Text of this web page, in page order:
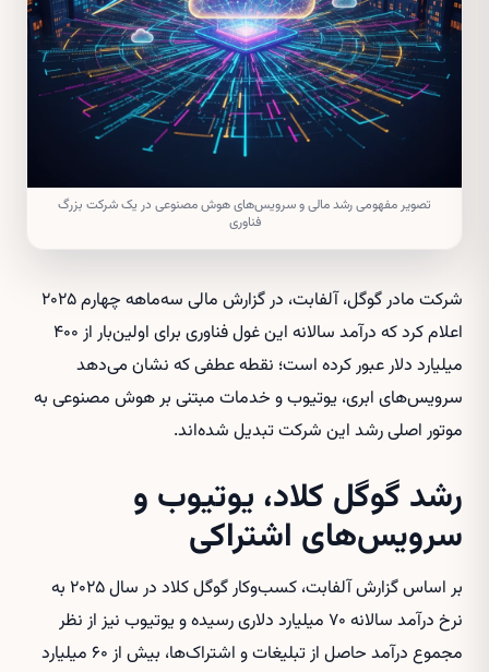
تصویر مفهومی رشد مالی و سرویس‌های هوش مصنوعی در یک شرکت بزرگ
فناوری
شرکت مادر گوگل، آلفابت، در گزارش مالی سه‌ماهه چهارم ۲۰۲۵
اعلام کرد که درآمد سالانه این غول فناوری برای اولین‌بار از ۴۰۰
میلیارد دلار عبور کرده است؛ نقطه‌ عطفی که نشان می‌دهد
سرویس‌های ابری، یوتیوب و خدمات مبتنی بر هوش مصنوعی به
موتور اصلی رشد این شرکت تبدیل شده‌اند.
رشد گوگل کلاد، یوتیوب و
سرویس‌های اشتراکی
بر اساس گزارش آلفابت، کسب‌وکار گوگل کلاد در سال ۲۰۲۵ به
نرخ درآمد سالانه ۷۰ میلیارد دلاری رسیده و یوتیوب نیز از نظر
مجموع درآمد حاصل از تبلیغات و اشتراک‌ها، بیش از ۶۰ میلیارد